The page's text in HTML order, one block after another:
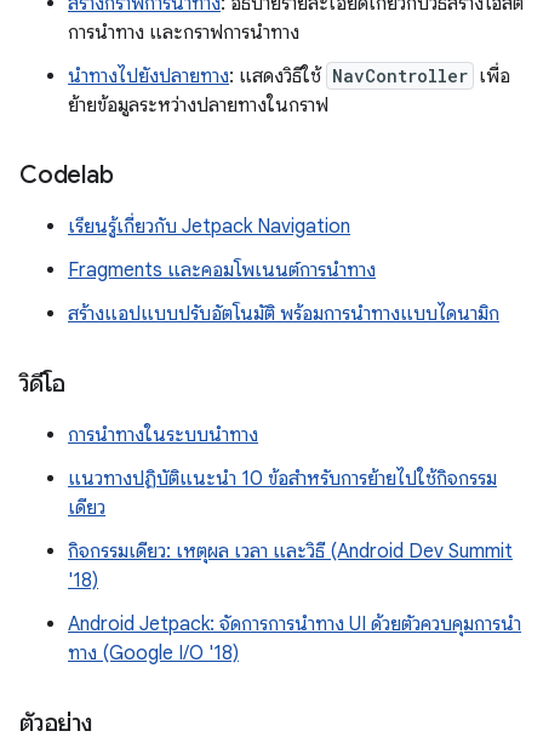
การนำทาง และกราฟการนำทาง
นำทางไปยังปลายทาง: แสดงวิธีใช้ NavController เพื่อ
ย้ายข้อมูลระหว่างปลายทางในกราฟ
Codelab
เรียนรู้เกี่ยวกับ Jetpack Navigation
Fragments และคอมโพเนนต์การนำทาง
สร้างแอปแบบปรับอัตโนมัติ พร้อมการนำทางแบบไดนามิก
วิดีโอ
การนำทางในระบบนำทาง
แนวทางปฏิบัติแนะนำ 10 ข้อสำหรับการย้ายไปใช้กิจกรรม
เดียว
กิจกรรมเดียว: เหตุผล เวลา และวิธี (Android Dev Summit
'18)
Android Jetpack: จัดการการนำทาง UI ด้วยตัวควบคุมการนำ
ทาง (Google I/O '18)
ตัวอย่าง